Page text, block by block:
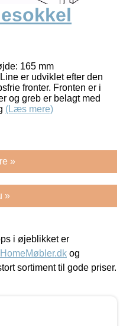
165 mm
er udviklet efter den
fronter. Fronten er i
og greb er belagt med
(Læs mere)
»
»
i øjeblikket er
og
sortiment til gode priser.